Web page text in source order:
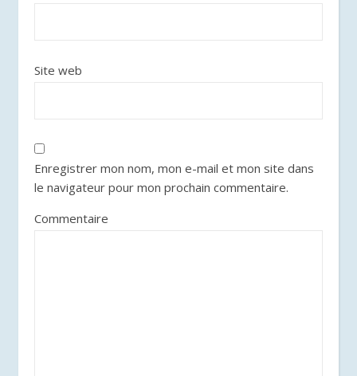
Site web
Enregistrer mon nom, mon e-mail et mon site dans
le navigateur pour mon prochain commentaire.
Commentaire